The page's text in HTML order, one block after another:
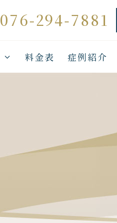
076-294-7881
料金表 症例紹介